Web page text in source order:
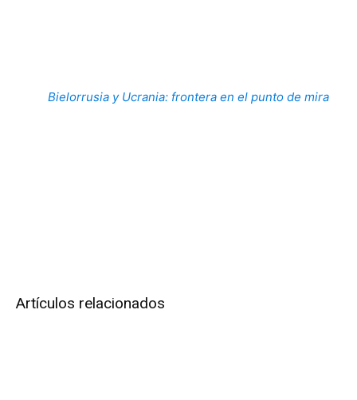
Bielorrusia y Ucrania: frontera en el punto de mira
Artículos relacionados